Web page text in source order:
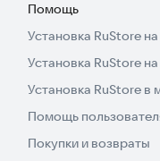
Помощь
Установка RuStore
Установка RuStore
Установка RuStore в
Помощь
Покупки и возвраты